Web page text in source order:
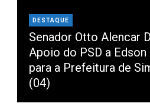
DESTAQUE
Senador Otto Alencar
Apoio do PSD a
para a Prefeitura de
(04)